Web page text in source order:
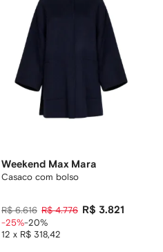
Weekend Max Mara
Casaco com bolso
R$ 6.616 R$ 4.776 R$ 3.821
12 x R$ 318,42
-25%-20%